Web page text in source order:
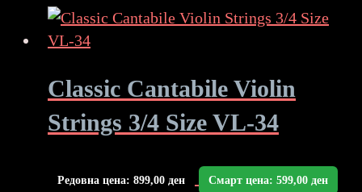
Classic Cantabile Violin
Strings 3/4 Size VL-34
Редовна цена: 899,00 ден Смарт цена: 599,00 ден